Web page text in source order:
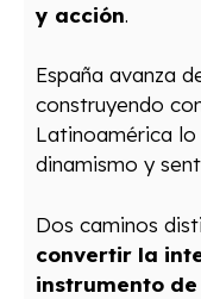
y acción.
España avanza
construyendo
Latinoamérica lo
dinamismo y
Dos caminos
convertir la
instrumento